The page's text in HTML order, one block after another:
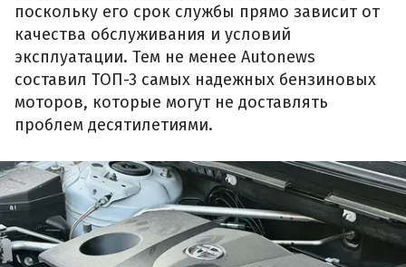
поскольку его срок службы прямо зависит от
качества обслуживания и условий
эксплуатации. Тем не менее Autonews
составил ТОП-3 самых надежных бензиновых
моторов, которые могут не доставлять
проблем десятилетиями.